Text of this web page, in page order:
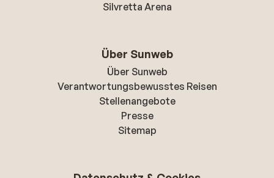
Silvretta Arena
Über Sunweb
Über Sunweb
Verantwortungsbewusstes Reisen
Stellenangebote
Presse
Sitemap